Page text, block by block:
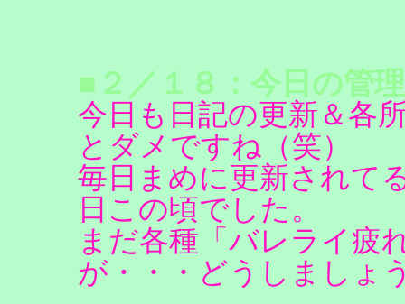
■２／１８：今日の管
今日も日記の更新＆各
とダメですね（笑）
毎日まめに更新されて
日この頃でした。
まだ各種「バレライ疲
が・・・どうしましょ